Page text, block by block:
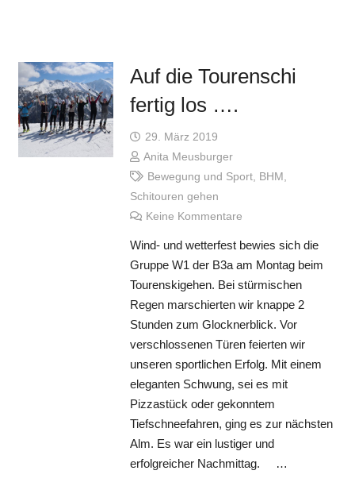
Auf die Tourenschi
fertig los ….
29. März 2019
Anita Meusburger
Bewegung und Sport, BHM ,
Schitouren gehen
Keine Kommentare
Wind- und wetterfest bewies sich die
Gruppe W1 der B3a am Montag beim
Tourenskigehen. Bei stürmischen
Regen marschierten wir knappe 2
Stunden zum Glocknerblick. Vor
verschlossenen Türen feierten wir
unseren sportlichen Erfolg. Mit einem
eleganten Schwung, sei es mit
Pizzastück oder gekonntem
Tiefschneefahren, ging es zur nächsten
Alm. Es war ein lustiger und
erfolgreicher Nachmittag. …